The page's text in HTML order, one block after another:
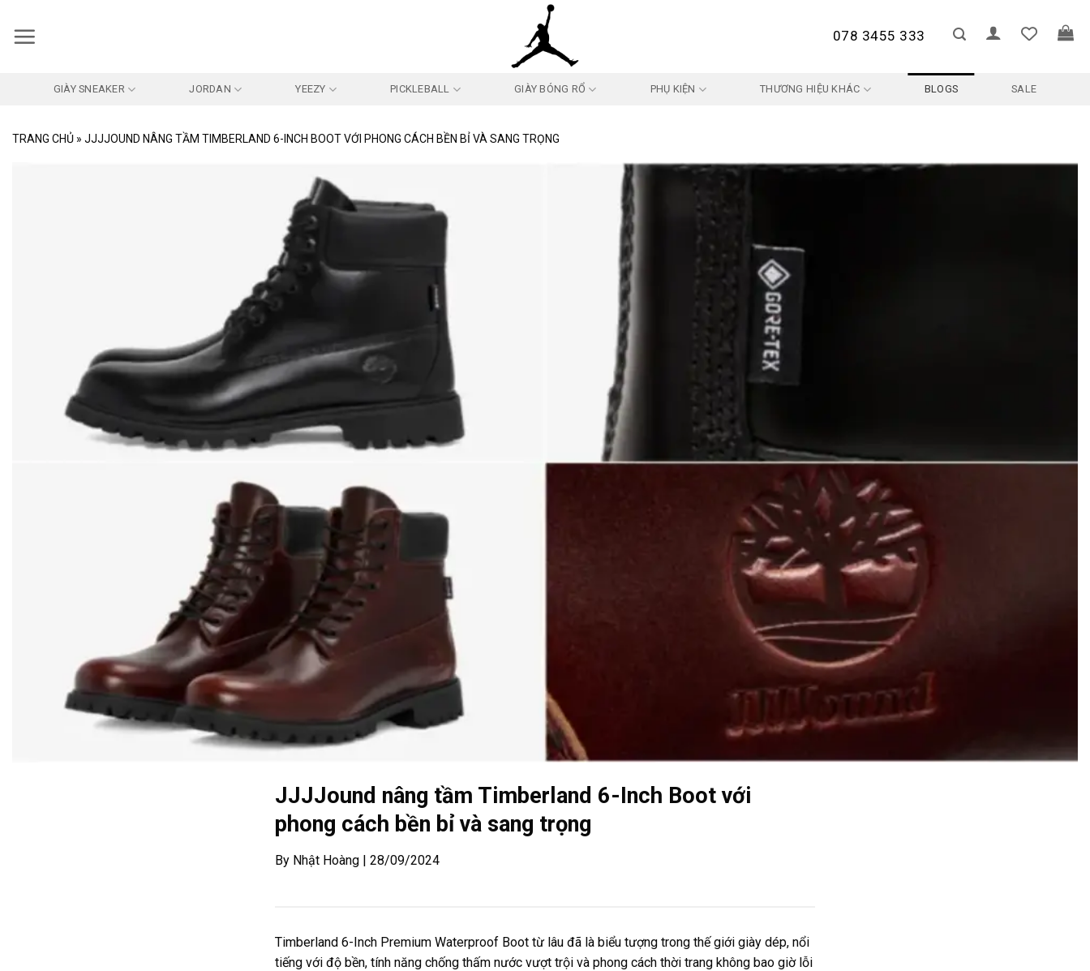
qua
078 3455 333
GIÀY SNEAKER JORDAN YEEZY PICKLEBALL GIÀY BÓNG RỔ PHỤ KIỆN THƯƠNG HIỆU KHÁC BLOGS SALE
TRANG CHỦ » JJJJOUND NÂNG TẦM TIMBERLAND 6-INCH BOOT VỚI PHONG CÁCH BỀN BỈ VÀ SANG TRỌNG
JJJJound nâng tầm Timberland 6-Inch Boot với
phong cách bền bỉ và sang trọng
By Nhật Hoàng | 28/09/2024
Timberland 6-Inch Premium Waterproof Boot từ lâu đã là biểu tượng trong thế giới giày dép, nổi
tiếng với độ bền, tính năng chống thấm nước vượt trội và phong cách thời trang không bao giờ lỗi